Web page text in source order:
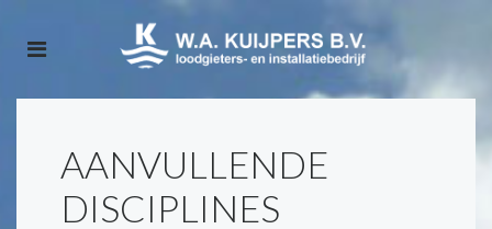
AANVULLENDE
DISCIPLINES